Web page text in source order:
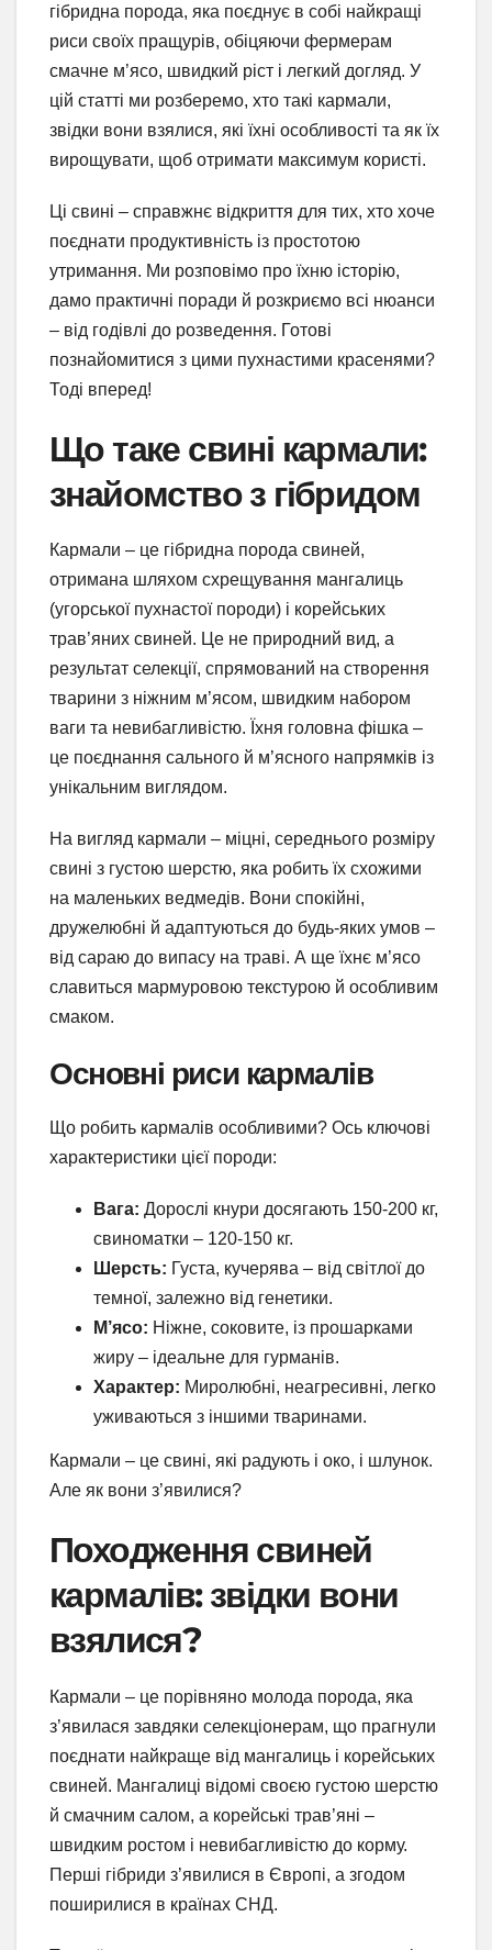
гібридна порода, яка поєднує в собі найкращі
риси своїх пращурів, обіцяючи фермерам
смачне м’ясо, швидкий ріст і легкий догляд. У
цій статті ми розберемо, хто такі кармали,
звідки вони взялися, які їхні особливості та як їх
вирощувати, щоб отримати максимум користі.
Ці свині – справжнє відкриття для тих, хто хоче
поєднати продуктивність із простотою
утримання. Ми розповімо про їхню історію,
дамо практичні поради й розкриємо всі нюанси
– від годівлі до розведення. Готові
познайомитися з цими пухнастими красенями?
Тоді вперед!
Що таке свині кармали:
знайомство з гібридом
Кармали – це гібридна порода свиней,
отримана шляхом схрещування мангалиць
(угорської пухнастої породи) і корейських
трав’яних свиней. Це не природний вид, а
результат селекції, спрямований на створення
тварини з ніжним м’ясом, швидким набором
ваги та невибагливістю. Їхня головна фішка –
це поєднання сального й м’ясного напрямків із
унікальним виглядом.
На вигляд кармали – міцні, середнього розміру
свині з густою шерстю, яка робить їх схожими
на маленьких ведмедів. Вони спокійні,
дружелюбні й адаптуються до будь-яких умов –
від сараю до випасу на траві. А ще їхнє м’ясо
славиться мармуровою текстурою й особливим
смаком.
Основні риси кармалів
Що робить кармалів особливими? Ось ключові
характеристики цієї породи:
Вага: Дорослі кнури досягають 150-200 кг,
свиноматки – 120-150 кг.
Шерсть: Густа, кучерява – від світлої до
темної, залежно від генетики.
М’ясо: Ніжне, соковите, із прошарками
жиру – ідеальне для гурманів.
Характер: Миролюбні, неагресивні, легко
уживаються з іншими тваринами.
Кармали – це свині, які радують і око, і шлунок.
Але як вони з’явилися?
Походження свиней
кармалів: звідки вони
взялися?
Кармали – це порівняно молода порода, яка
з’явилася завдяки селекціонерам, що прагнули
поєднати найкраще від мангалиць і корейських
свиней. Мангалиці відомі своєю густою шерстю
й смачним салом, а корейські трав’яні –
швидким ростом і невибагливістю до корму.
Перші гібриди з’явилися в Європі, а згодом
поширилися в країнах СНД.